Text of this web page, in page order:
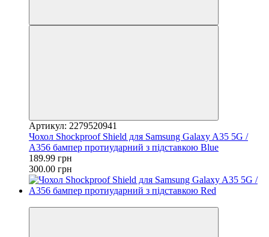
Артикул: 2279520941
Чохол Shockproof Shield для Samsung Galaxy A35 5G /
A356 бампер протиударний з підставкою Blue
189.99 грн
300.00 грн